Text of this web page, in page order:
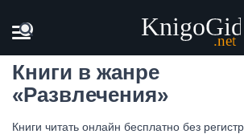
Развлечения
Книги в жанре
«Развлечения»
Книги читать онлайн бесплатно без